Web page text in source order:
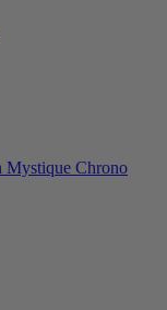
Mystique Chrono